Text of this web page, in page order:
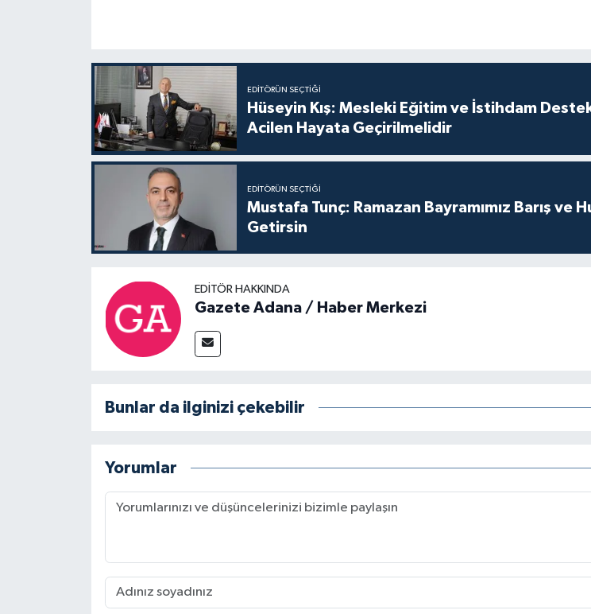
EDITÖRÜN SEÇTIĞI
Hüseyin Kış: Mesleki Eğitim ve İstihdam Destekleri
Acilen Hayata Geçirilmelidir
EDITÖRÜN SEÇTIĞI
Mustafa Tunç: Ramazan Bayramımız Barış ve
Getirsin
EDITÖR HAKKINDA
Gazete Adana / Haber Merkezi
Bunlar da ilginizi çekebilir
Yorumlar